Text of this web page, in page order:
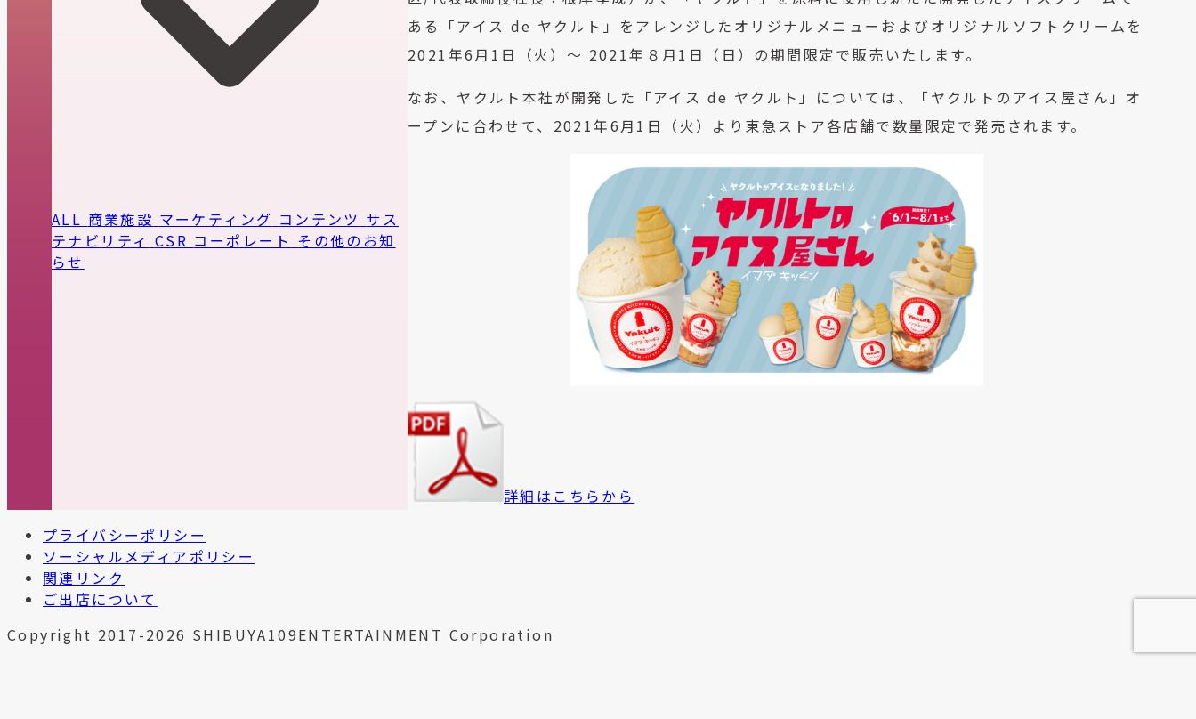
ALL 商業施設 マーケティング コンテンツ サス
テナビリティ CSR コーポレート その他のお知
らせ
ある「アイス de ヤクルト」をアレンジしたオリジナルメニューおよびオリジナルソフトクリームを
2021年6⽉1⽇（⽕）～ 2021年８⽉1⽇（日）の期間限定で販売いたします。
なお、ヤクルト本社が開発した「アイス de ヤクルト」については、「ヤクルトのアイス屋さん」オ
ープンに合わせて、2021年6月1日（火）より東急ストア各店舗で数量限定で発売されます。
詳細はこちらから
プライバシーポリシー
ソーシャルメディアポリシー
関連リンク
ご出店について
Copyright 2017-2026 SHIBUYA109ENTERTAINMENT Corporation